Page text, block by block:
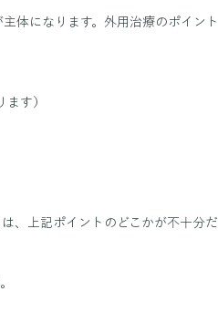
体になります。外用治療のポイント
す）
、上記ポイントのどこかが不十分だ